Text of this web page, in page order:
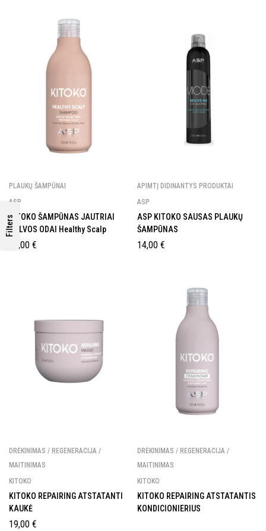
Filters
PLAUKŲ ŠAMPŪNAI
ASP
KITOKO ŠAMPŪNAS JAUTRIAI
GALVOS ODAI Healthy Scalp
19,00 €
APIMTĮ DIDINANTYS PRODUKTAI
ASP
ASP KITOKO SAUSAS PLAUKŲ
ŠAMPŪNAS
14,00 €
DRĖKINIMAS / REGENERACIJA /
MAITINIMAS
KITOKO
KITOKO REPAIRING ATSTATANTI
KAUKĖ
19,00 €
DRĖKINIMAS / REGENERACIJA /
MAITINIMAS
KITOKO
KITOKO REPAIRING ATSTATANTIS
KONDICIONIERIUS
GAUK 10% NUOLAIDĄPIRMAM
UŽSAKYMUI!
Prenumeruok naujienlaiškį ir gauk nuolaidą!
Sutinku gauti naujienas ir spec.
pasiūlymus el. paštu
Sutinku, kad mano asmens duomenys būtų
tvarkomi pagal
Renatos Studijos privatumo
Daugiau informacijos apie tai, kaip tvarkome jūsų duomenis
Privatumo politikoje.
GAUTI 10% NUOLAIDĄ